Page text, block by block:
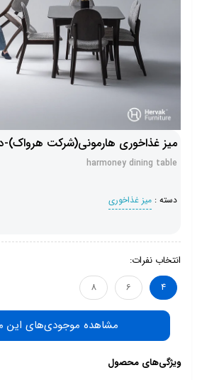
میز غذاخوری هارمونی(شرکت
harmoney dining table
دسته : میز غذاخوری
انتخاب نفرات:
4
6
8
مشاهده موجودی‌های
ویژگی‌های محصول